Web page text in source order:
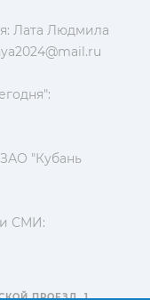
Лата Людмила
"Кубань
СМИ:
ПРОЕЗД, 1